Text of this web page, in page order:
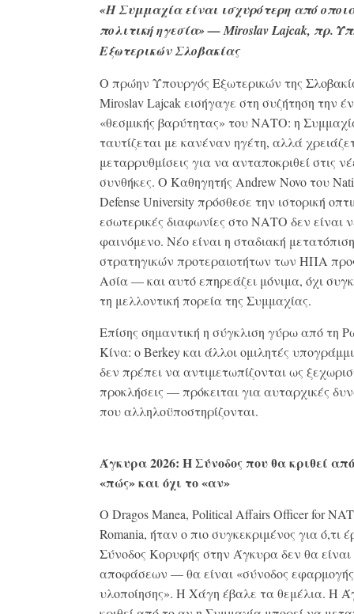
«Η Συμμαχία είναι ισχυρότερη από
πολιτική ηγεσία» — Miroslav Lajcak, πρ.
Εξωτερικών Σλοβακίας
Ο πρώην Υπουργός Εξωτερικών της
Miroslav Lajcak εισήγαγε στη συζήτηση την
«θεσμικής βαρύτητας» του ΝΑΤΟ: η
ταυτίζεται με κανέναν ηγέτη, αλλά
μεταρρυθμίσεις για να ανταποκριθεί στις
συνθήκες. Ο Καθηγητής Andrew Novo του
Defense University πρόσθεσε την ιστορική
εσωτερικές διαφωνίες στο ΝΑΤΟ δεν είναι
φαινόμενο. Νέο είναι η σταδιακή
στρατηγικών προτεραιοτήτων των ΗΠΑ
Ασία — και αυτό επηρεάζει μόνιμα, όχι
τη μελλοντική πορεία της Συμμαχίας.
Επίσης σημαντική η σύγκλιση γύρω από τη
Κίνα: ο Berkey και άλλοι ομιλητές
δεν πρέπει να αντιμετωπίζονται ως
προκλήσεις — πρόκειται για αυταρχικές
που αλληλοϋποστηρίζονται.
Άγκυρα 2026: Η Σύνοδος που θα κριθεί
«πώς» και όχι το «αν»
Ο Dragos Manea, Political Affairs Officer for
Romania, ήταν ο πιο συγκεκριμένος για ό,τι
Σύνοδος Κορυφής στην Άγκυρα δεν θα είναι
αποφάσεων — θα είναι «σύνοδος
υλοποίησης». Η Χάγη έβαλε τα θεμέλια. Η